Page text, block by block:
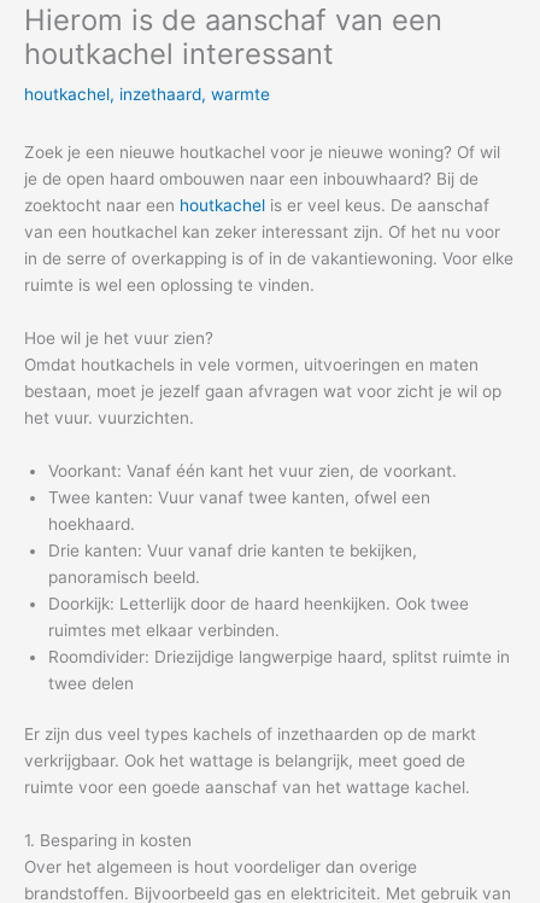
Hierom is de aanschaf van een
houtkachel interessant
houtkachel, inzethaard, warmte
Zoek je een nieuwe houtkachel voor je nieuwe woning? Of wil
je de open haard ombouwen naar een inbouwhaard? Bij de
zoektocht naar een houtkachel is er veel keus. De aanschaf
van een houtkachel kan zeker interessant zijn. Of het nu voor
in de serre of overkapping is of in de vakantiewoning. Voor elke
ruimte is wel een oplossing te vinden.
Hoe wil je het vuur zien?
Omdat houtkachels in vele vormen, uitvoeringen en maten
bestaan, moet je jezelf gaan afvragen wat voor zicht je wil op
het vuur. vuurzichten.
Voorkant: Vanaf één kant het vuur zien, de voorkant.
Twee kanten: Vuur vanaf twee kanten, ofwel een
hoekhaard.
Drie kanten: Vuur vanaf drie kanten te bekijken,
panoramisch beeld.
Doorkijk: Letterlijk door de haard heenkijken. Ook twee
ruimtes met elkaar verbinden.
Roomdivider: Driezijdige langwerpige haard, splitst ruimte in
twee delen
Er zijn dus veel types kachels of inzethaarden op de markt
verkrijgbaar. Ook het wattage is belangrijk, meet goed de
ruimte voor een goede aanschaf van het wattage kachel.
1. Besparing in kosten
Over het algemeen is hout voordeliger dan overige
brandstoffen. Bijvoorbeeld gas en elektriciteit. Met gebruik van